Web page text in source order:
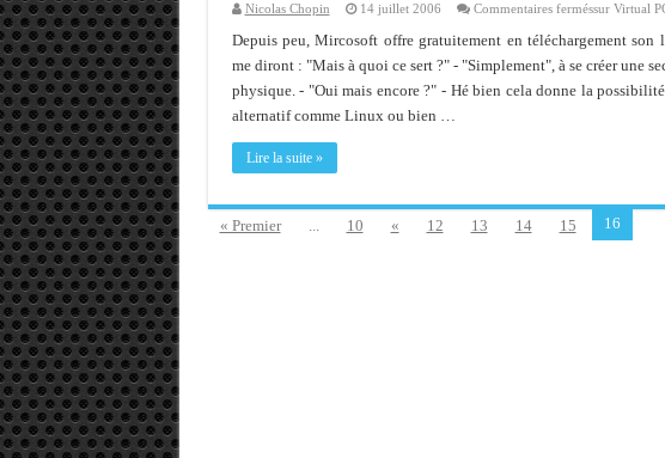
Veille technologique du 17-01-2016
Bonne année 2016 et rétro 2015
Memento - Centos revenir en arrière après un
Nicolas Chopin 14 juillet 2006 Commentaires ferméssur Virtual
Depuis peu, Mircosoft offre gratuitement en téléchargement
me diront : "Mais à quoi ce sert ?" - "Simplement", à se créer une
physique. - "Oui mais encore ?" - Hé bien cela donne la
alternatif comme Linux ou bien …
Lire la suite »
« Premier ... 10 « 12 13 14 15 16